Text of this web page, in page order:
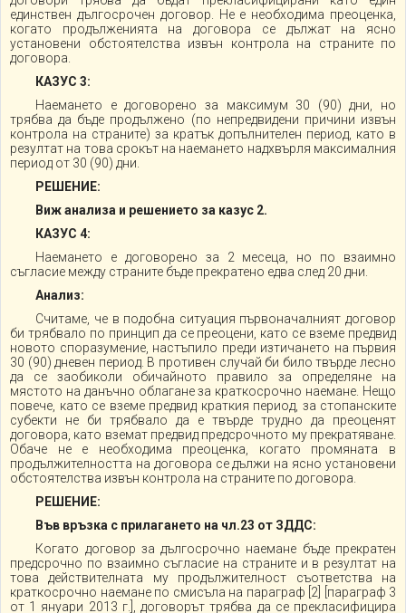
единствен дългосрочен договор. Не е необходима преоценка,
когато продълженията на договора се дължат на ясно
установени обстоятелства извън контрола на страните по
договора.
КАЗУС 3:
Наемането е договорено за максимум 30 (90) дни, но
трябва да бъде продължено (по непредвидени причини извън
контрола на страните) за кратък допълнителен период, като в
резултат на това срокът на наемането надхвърля максималния
период от 30 (90) дни.
РЕШЕНИЕ:
Виж анализа и решението за казус 2.
КАЗУС 4:
Наемането е договорено за 2 месеца, но по взаимно
съгласие между страните бъде прекратено едва след 20 дни.
Анализ:
Считаме, че в подобна ситуация първоначалният договор
би трябвало по принцип да се преоцени, като се вземе предвид
новото споразумение, настъпило преди изтичането на първия
30 (90) дневен период. В противен случай би било твърде лесно
да се заобиколи обичайното правило за определяне на
мястото на данъчно облагане за краткосрочно наемане. Нещо
повече, като се вземе предвид краткия период, за стопанските
субекти не би трябвало да е твърде трудно да преоценят
договора, като вземат предвид предсрочното му прекратяване.
Обаче не е необходима преоценка, когато промяната в
продължителността на договора се дължи на ясно установени
обстоятелства извън контрола на страните по договора.
РЕШЕНИЕ:
Във връзка с прилагането на чл.23 от ЗДДС:
Когато договор за дългосрочно наемане бъде прекратен
предсрочно по взаимно съгласие на страните и в резултат на
това действителната му продължителност съответства на
краткосрочно наемане по смисъла на параграф [2] [параграф 3
от 1 януари 2013 г.], договорът трябва да се прекласифицира